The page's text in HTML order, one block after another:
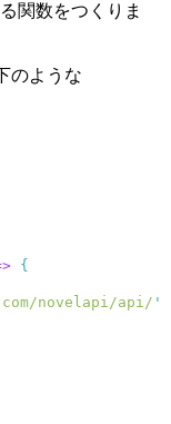
関数をつくりま
のような
novelapi/api/